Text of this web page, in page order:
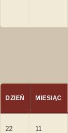
DZIEŃ MIESIĄC
22 11